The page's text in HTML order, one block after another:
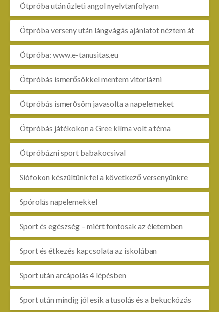
Ötpróba után üzleti angol nyelvtanfolyam
Ötpróba verseny után lángvágás ajánlatot néztem át
Ötpróba: www.e-tanusitas.eu
Ötpróbás ismerősökkel mentem vitorlázni
Ötpróbás ismerősöm javasolta a napelemeket
Ötpróbás játékokon a Gree klíma volt a téma
Ötpróbázni sport babakocsival
Siófokon készültünk fel a következő versenyünkre
Spórolás napelemekkel
Sport és egészség – miért fontosak az életemben
Sport és étkezés kapcsolata az iskolában
Sport után arcápolás 4 lépésben
Sport után mindig jól esik a tusolás és a bekuckózás